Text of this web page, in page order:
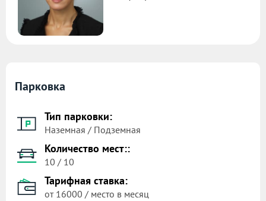
Парковка
Тип парковки:
Наземная / Подземная
Количество мест::
10 / 10
Тарифная ставка:
от 16000 / место в месяц